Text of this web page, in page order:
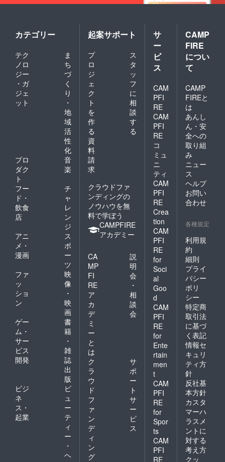
カテゴリー
テク
ノロ
ジー
・ガ
ジェ
ット
ま
ち
づ
く
り
・
地
域
活
性
化
プロ
ダク
ト
音
楽
フー
ド・
飲食
店
チ
ャ
レ
ン
ジ
アニ
メ・
漫画
ス
ポ
ー
ツ
ファ
ッ
ショ
ン
映
像
・
映
画
ゲー
ム・
サー
ビス
開発
書
籍
・
雑
誌
出
版
ビジ
ネ
ス・
起業
ビ
ュ
ー
テ
ィ
ー
・
ヘ
起案サポート
プ
ロ
ジ
ェ
ク
ト
を
作
る
ス
タ
ッ
フ
に
相
談
す
る
資
料
請
求
クラウドファ
ンディングの
ノウハウを無
料で学ぼう
CAMPFIRE
アカデミー
CA
MP
FI
RE
ア
カ
デ
ミ
ー
と
は
説
明
会
・
相
談
会
ク
ラ
ウ
ド
フ
ァ
ン
デ
ィ
ン
グ
サ
ポ
ー
ト
サ
ー
ビ
ス
サ
ー
ビ
ス
CAM
PFI
RE
CAM
PFI
RE
コ
ミュ
ニ
ティ
CAM
PFI
RE
Crea
tion
CAM
PFI
RE
for
Soci
al
Goo
d
CAM
PFI
RE
for
Ente
rtain
men
t
CAM
PFI
RE
for
Spor
ts
CAM
PFI
RE
CAMP
FIRE
につい
て
CAMP
FIREと
は
あんし
ん・安
全への
取り組
み
ニュー
ス
ヘルプ
お問い
合わせ
各種規定
利用規
約
細則
プライ
バシー
ポリ
シー
特定商
取引法
に基づ
く表記
情報セ
キュリ
ティ方
針
反社基
本方針
カスタ
マーハ
ラスメ
ントに
対する
考え方
クッ